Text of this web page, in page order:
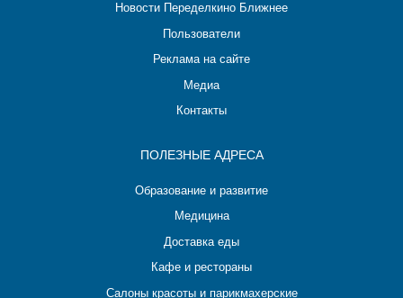
Новости Переделкино Ближнее
Пользователи
Реклама на сайте
Медиа
Контакты
ПОЛЕЗНЫЕ АДРЕСА
Образование и развитие
Медицина
Доставка еды
Кафе и рестораны
Салоны красоты и парикмахерские